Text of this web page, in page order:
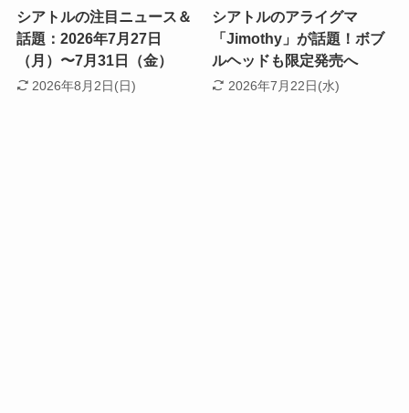
シアトルの注目ニュース＆
話題：2026年7月27日
（月）〜7月31日（金）
2026年8月2日(日)
シアトルのアライグマ
「Jimothy」が話題！ボブ
ルヘッドも限定発売へ
2026年7月22日(水)